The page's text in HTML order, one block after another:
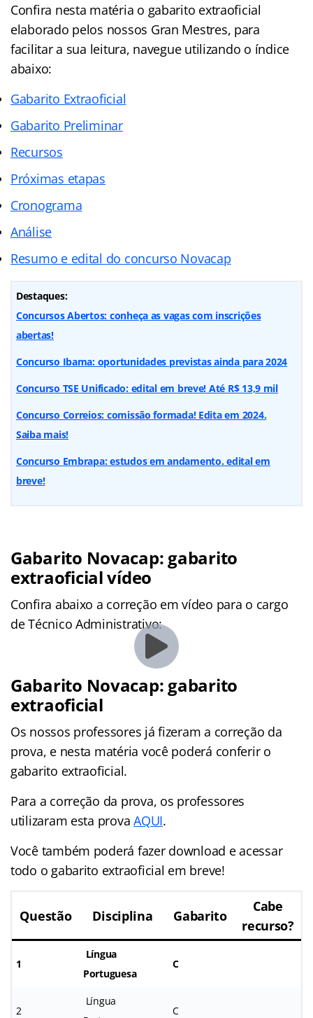
Confira nesta matéria o gabarito extraoficial
elaborado pelos nossos Gran Mestres, para
facilitar a sua leitura, navegue utilizando o índice
abaixo:
Gabarito Extraoficial
Gabarito Preliminar
Recursos
Próximas etapas
Cronograma
Análise
Resumo e edital do concurso Novacap
Destaques:
Concursos Abertos: conheça as vagas com inscrições
abertas!
Concurso Ibama: oportunidades previstas ainda para 2024
Concurso TSE Unificado: edital em breve! Até R$ 13,9 mil
Concurso Correios: comissão formada! Edita em 2024.
Saiba mais!
Concurso Embrapa: estudos em andamento. edital em
breve!
Gabarito Novacap: gabarito
extraoficial vídeo
Confira abaixo a correção em vídeo para o cargo
de Técnico Administrativo:
Gabarito Novacap: gabarito
extraoficial
Os nossos professores já fizeram a correção da
prova, e nesta matéria você poderá conferir o
gabarito extraoficial.
Para a correção da prova, os professores
utilizaram esta provaAQUI.
Você também poderá fazer download e acessar
todo o gabarito extraoficial em breve!
Questão Disciplina Gabarito
Cabe
recurso?
1
Língua
Portuguesa
C
2
Língua
C